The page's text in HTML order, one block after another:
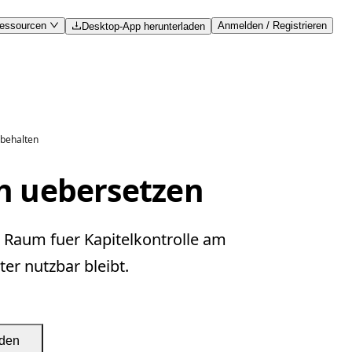
Desktop-App herunterladen Anmelden / Registrieren
uebersetzen
fuer Kapitelkontrolle am
nutzbar bleibt.